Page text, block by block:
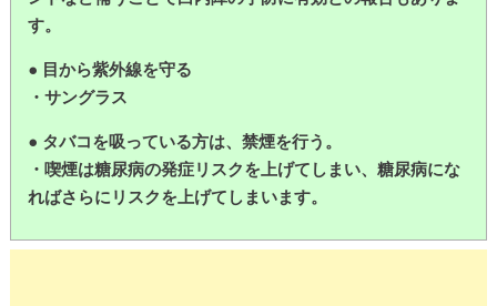
す。
● 目から紫外線を守る
・サングラス
● タバコを吸っている方は、禁煙を行う。
・喫煙は糖尿病の発症リスクを上げてしまい、糖尿病にな
ればさらにリスクを上げてしまいます。